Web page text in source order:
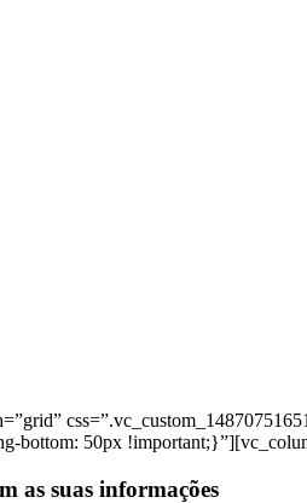
bottom: 50px
as suas informações